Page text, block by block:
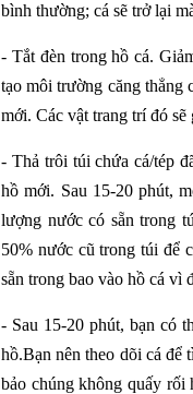
bình thường; cá sẽ trở lại
- Tắt đèn trong hồ cá.
tạo môi trường căng thẳng
mới. Các vật trang trí đó
- Thả trôi túi chứa cá/tép
hồ mới. Sau 15-20 phút,
lượng nước có sẵn trong
50% nước cũ trong túi để
sẵn trong bao vào hồ cá vì
- Sau 15-20 phút, bạn có
hồ.Bạn nên theo dõi cá để
bảo chúng không quấy rối